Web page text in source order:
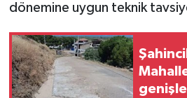
dönemine uygun teknik